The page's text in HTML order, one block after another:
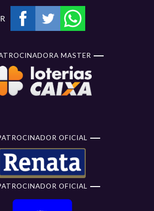
MASTER
OFICIAL
OFICIAL